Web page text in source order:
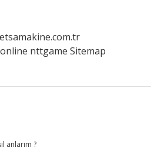
nttgame Sitemap
anlarım ?